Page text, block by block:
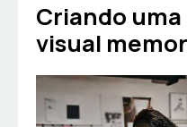
Criando
visual